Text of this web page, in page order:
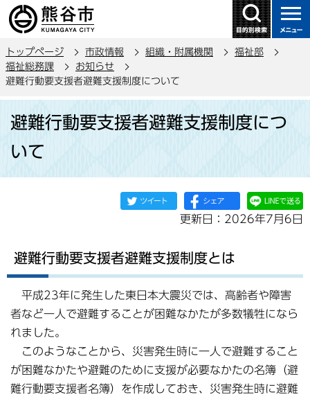
の
ー
ジ
トップページ 市政情報 組織・附属機関
福祉部
福祉総務課
お知らせ
避難行動要支援者避難支援制度について
か
避難行動要支援者避難支援制度につ
いて
更新日：2026年7月6日
避難行動要支援者避難支援制度とは
平成23年に発生した東日本大震災では、高齢者や障害
者など一人で避難することが困難なかたが多数犠牲になら
れました。
このようなことから、災害発生時に一人で避難すること
が困難なかたや避難のために支援が必要なかたの名簿（避
難行動要支援者名簿）を作成しておき、災害発生時に避難